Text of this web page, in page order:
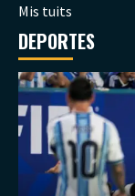
Mis tuits
DEPORTES